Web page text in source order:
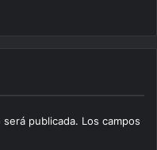
publicada. Los campos